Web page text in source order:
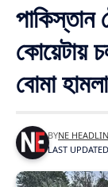
কোয়েটায়
বোমা
LAST
BYNE